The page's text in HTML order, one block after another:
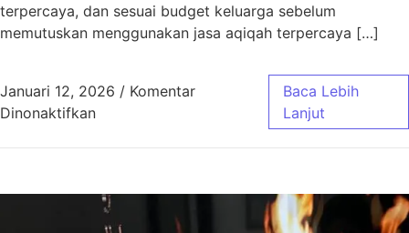
terpercaya, dan sesuai budget keluarga sebelum
memutuskan menggunakan jasa aqiqah terpercaya […]
Januari 12, 2026 / Komentar
Dinonaktifkanpada Harga Aqiqah Bandung, Antar Gratis!
Baca Lebih
Lanjut